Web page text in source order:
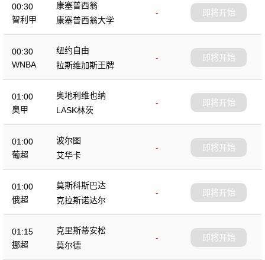
00:30
智利甲
康塞普西翁
-
康塞普西翁大学
即将开始
00:30
WNBA
纽约自由
-
拉斯维加斯王牌
即将开始
01:00
奥甲
奥地利维也纳
-
LASK林茨
即将开始
01:00
葡超
波尔图
-
艾华卡
即将开始
01:00
俄超
莫斯科斯巴达
-
克拉斯诺达尔
即将开始
01:15
挪超
克里斯蒂安松
-
莫尔德
即将开始